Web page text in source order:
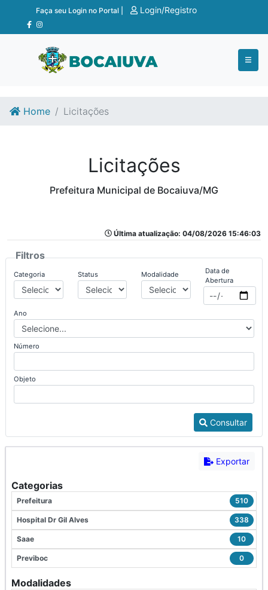
Ir para o conteúdo
Ir para o fim do conteúdo
Faça seu Login no Portal | Login/Registro
Home Licitações
Licitações
Prefeitura Municipal de Bocaiuva/MG
Última atualização: 04/08/2026 15:46:03
Filtros
Categoria Status Modalidade
Data de
Abertura
Ano
Número
Objeto
Consultar
Exportar
Categorias
Prefeitura 510
Hospital Dr Gil Alves 338
Saae 10
Previboc 0
Modalidades